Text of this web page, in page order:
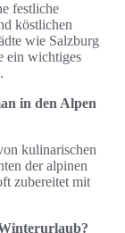
festliche
köstlichen
wie Salzburg
ein wichtiges
in den Alpen
kulinarischen
der alpinen
zubereitet mit